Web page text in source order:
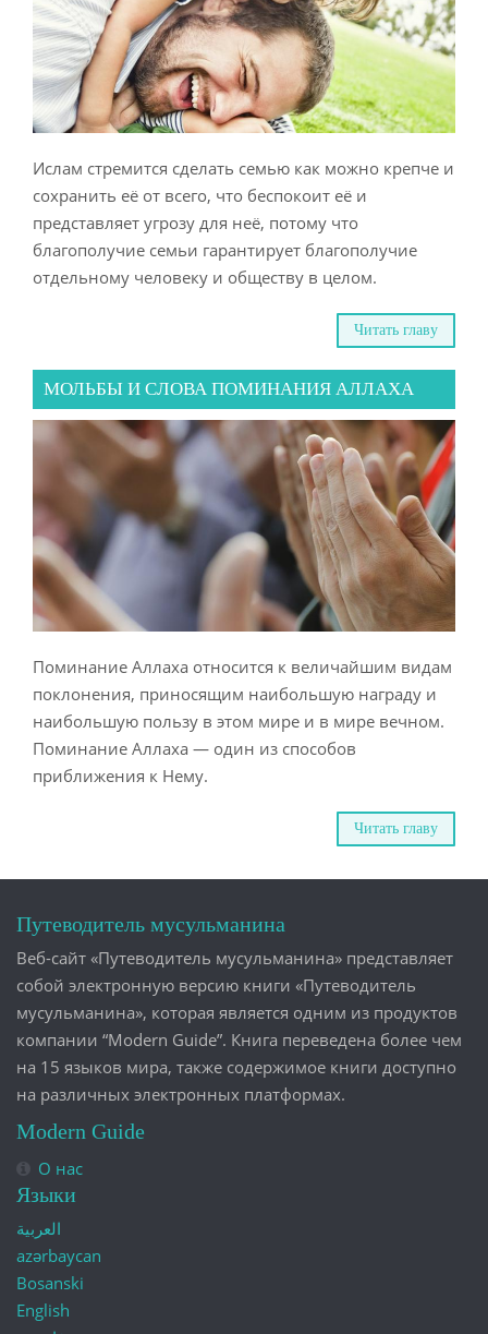
Ислам стремится сделать семью как можно крепче и
сохранить её от всего, что беспокоит её и
представляет угрозу для неё, потому что
благополучие семьи гарантирует благополучие
отдельному человеку и обществу в целом.
Читать главу
МОЛЬБЫ И СЛОВА ПОМИНАНИЯ АЛЛАХА
Поминание Аллаха относится к величайшим видам
поклонения, приносящим наибольшую награду и
наибольшую пользу в этом мире и в мире вечном.
Поминание Аллаха — один из способов
приближения к Нему.
Читать главу
Путеводитель мусульманина
Веб-сайт «Путеводитель мусульманина» представляет
собой электронную версию книги «Путеводитель
мусульманина», которая является одним из продуктов
компании “Modern Guide”. Книга переведена более чем
на 15 языков мира, также содержимое книги доступно
на различных электронных платформах.
Modern Guide
О нас
Языки
العربية
azərbaycan
Bosanski
English